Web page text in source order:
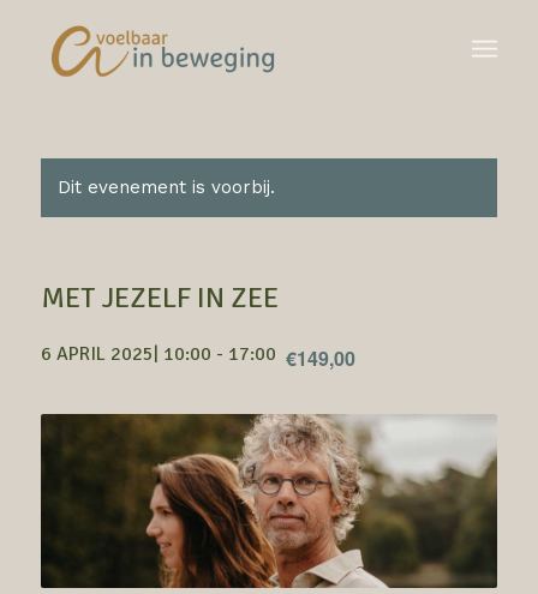
Dit evenement is voorbij.
MET JEZELF IN ZEE
6 APRIL 2025| 10:00 - 17:00 €149,00